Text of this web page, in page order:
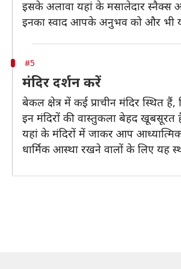
इसके अलावा यहां के मसालेदार स्नैक्स
इनका स्वाद आपके अनुभव को और भी
#5
मंदिर दर्शन करें
बेकल क्षेत्र में कई प्राचीन मंदिर स्थित
इन मंदिरों की वास्तुकला बेहद
यहां के मंदिरों में जाकर आप
धार्मिक आस्था रखने वालों के लिए यह